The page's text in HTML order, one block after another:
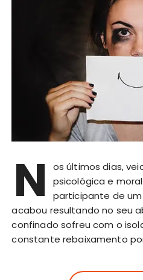
N
os últimos dias,
psicológica e
participante de
acabou resultando no seu
confinado sofreu com o
constante rebaixamento